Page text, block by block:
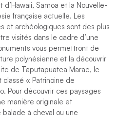
Samoa et la Nouvelle-
française actuelle. Les
et archéologiques sont des plus
visités dans le cadre d’une
vous permettront de
polynésienne et la découvrir
de Taputapuatea Marae, le
classé « Patrinoine de
Pour découvrir ces paysages
manière originale et
à cheval ou une